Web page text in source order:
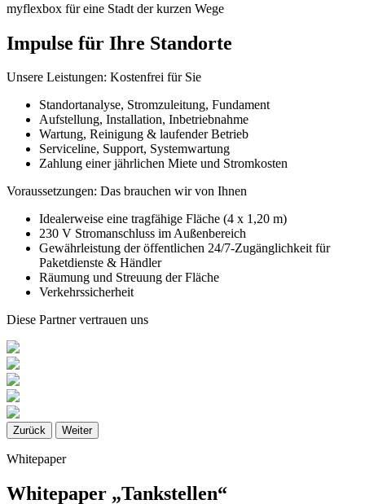
myflexbox für eine Stadt der kurzen Wege
Impulse für Ihre Standorte
Unsere Leistungen: Kostenfrei für Sie
Standortanalyse, Stromzuleitung, Fundament
Aufstellung, Installation, Inbetriebnahme
Wartung, Reinigung & laufender Betrieb
Serviceline, Support, Systemwartung
Zahlung einer jährlichen Miete und Stromkosten
Voraussetzungen: Das brauchen wir von Ihnen
Idealerweise eine tragfähige Fläche (4 x 1,20 m)
230 V Stromanschluss im Außenbereich
Gewährleistung der öffentlichen 24/7-Zugänglichkeit für
Paketdienste & Händler
Räumung und Streuung der Fläche
Verkehrssicherheit
Diese Partner vertrauen uns
Zurück Weiter
Whitepaper
Whitepaper „Tankstellen“